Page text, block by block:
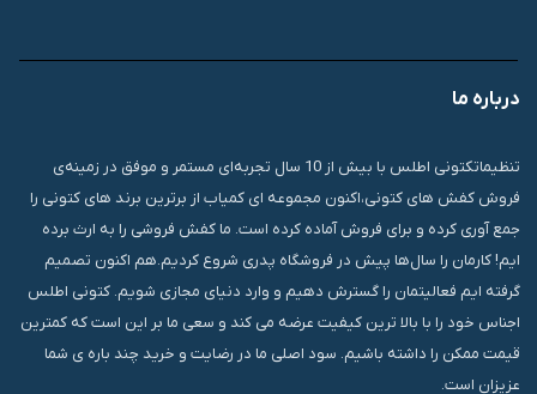
درباره ما
تنظیماتکتونی اطلس با بیش از 10 سال تجربه‌ای مستمر و موفق در زمینه‌ی
فروش کفش های کتونی،اکنون مجموعه ای کمیاب از برترین برند های کتونی را
جمع آوری کرده و برای فروش آماده کرده است. ما کفش فروشی را به ارث برده
ایم! کارمان را سال‌ها پیش در فروشگاه پدری شروع کردیم.هم اکنون تصمیم
گرفته ایم فعالیتمان را گسترش دهیم و وارد دنیای مجازی شویم. کتونی اطلس
اجناس خود را با بالا ترین کیفیت عرضه می کند و سعی ما بر این است که کمترین
قیمت ممکن را داشته باشیم. سود اصلی ما در رضایت و خرید چند باره ی شما
عزیزان است.